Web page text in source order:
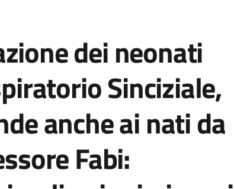
dei neonati
Sinciziale,
anche ai nati da
Fabi: